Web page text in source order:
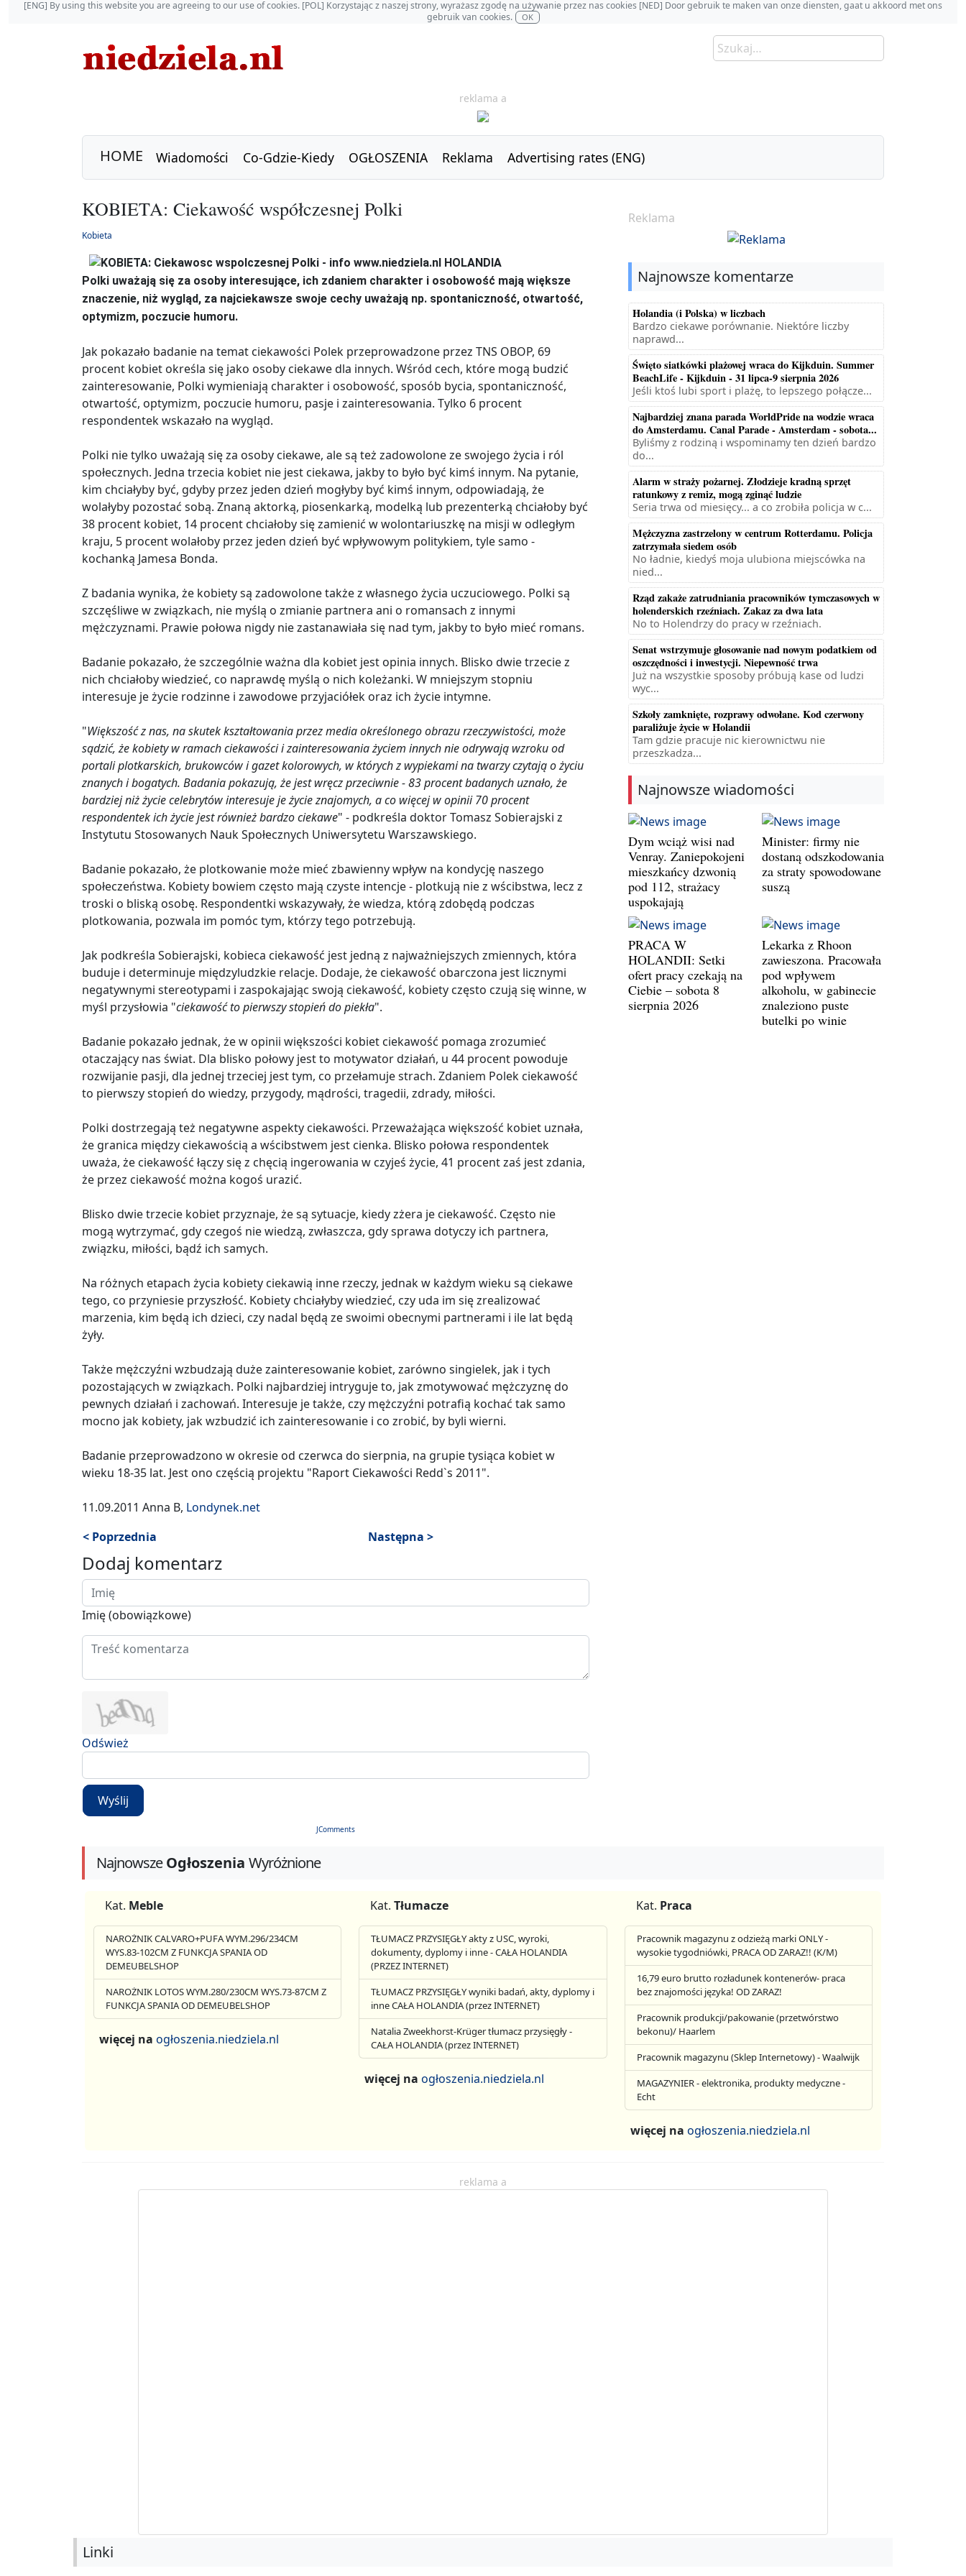
[ENG] By using this website you are agreeing to our use of cookies. [POL] Korzystając z naszej strony, wyrażasz zgodę na używanie przez nas cookies [NED] Door gebruik te maken van onze diensten, gaat u akkoord met ons
gebruik van cookies.
OK
reklama a
HOME Wiadomości Co-Gdzie-Kiedy OGŁOSZENIA Reklama Advertising rates (ENG)
KOBIETA: Ciekawość współczesnej Polki
Kobieta
Polki uważają się za osoby interesujące, ich zdaniem charakter i osobowość mają większe
znaczenie, niż wygląd, za najciekawsze swoje cechy uważają np. spontaniczność, otwartość,
optymizm, poczucie humoru.
Jak pokazało badanie na temat ciekawości Polek przeprowadzone przez TNS OBOP, 69
procent kobiet określa się jako osoby ciekawe dla innych. Wśród cech, które mogą budzić
zainteresowanie, Polki wymieniają charakter i osobowość, sposób bycia, spontaniczność,
otwartość, optymizm, poczucie humoru, pasje i zainteresowania. Tylko 6 procent
respondentek wskazało na wygląd.
Polki nie tylko uważają się za osoby ciekawe, ale są też zadowolone ze swojego życia i ról
społecznych. Jedna trzecia kobiet nie jest ciekawa, jakby to było być kimś innym. Na pytanie,
kim chciałyby być, gdyby przez jeden dzień mogłyby być kimś innym, odpowiadają, że
wolałyby pozostać sobą. Znaną aktorką, piosenkarką, modelką lub prezenterką chciałoby być
38 procent kobiet, 14 procent chciałoby się zamienić w wolontariuszkę na misji w odległym
kraju, 5 procent wolałoby przez jeden dzień być wpływowym politykiem, tyle samo -
kochanką Jamesa Bonda.
Z badania wynika, że kobiety są zadowolone także z własnego życia uczuciowego. Polki są
szczęśliwe w związkach, nie myślą o zmianie partnera ani o romansach z innymi
mężczyznami. Prawie połowa nigdy nie zastanawiała się nad tym, jakby to było mieć romans.
Badanie pokazało, że szczególnie ważna dla kobiet jest opinia innych. Blisko dwie trzecie z
nich chciałoby wiedzieć, co naprawdę myślą o nich koleżanki. W mniejszym stopniu
interesuje je życie rodzinne i zawodowe przyjaciółek oraz ich życie intymne.
"Większość z nas, na skutek kształtowania przez media określonego obrazu rzeczywistości, może
sądzić, że kobiety w ramach ciekawości i zainteresowania życiem innych nie odrywają wzroku od
portali plotkarskich, brukowców i gazet kolorowych, w których z wypiekami na twarzy czytają o życiu
znanych i bogatych. Badania pokazują, że jest wręcz przeciwnie - 83 procent badanych uznało, że
bardziej niż życie celebrytów interesuje je życie znajomych, a co więcej w opinii 70 procent
respondentek ich życie jest również bardzo ciekawe" - podkreśla doktor Tomasz Sobierajski z
Instytutu Stosowanych Nauk Społecznych Uniwersytetu Warszawskiego.
Badanie pokazało, że plotkowanie może mieć zbawienny wpływ na kondycję naszego
społeczeństwa. Kobiety bowiem często mają czyste intencje - plotkują nie z wścibstwa, lecz z
troski o bliską osobę. Respondentki wskazywały, że wiedza, którą zdobędą podczas
plotkowania, pozwala im pomóc tym, którzy tego potrzebują.
Jak podkreśla Sobierajski, kobieca ciekawość jest jedną z najważniejszych zmiennych, która
buduje i determinuje międzyludzkie relacje. Dodaje, że ciekawość obarczona jest licznymi
negatywnymi stereotypami i zaspokajając swoją ciekawość, kobiety często czują się winne, w
myśl przysłowia "ciekawość to pierwszy stopień do piekła".
Badanie pokazało jednak, że w opinii większości kobiet ciekawość pomaga zrozumieć
otaczający nas świat. Dla blisko połowy jest to motywator działań, u 44 procent powoduje
rozwijanie pasji, dla jednej trzeciej jest tym, co przełamuje strach. Zdaniem Polek ciekawość
to pierwszy stopień do wiedzy, przygody, mądrości, tragedii, zdrady, miłości.
Polki dostrzegają też negatywne aspekty ciekawości. Przeważająca większość kobiet uznała,
że granica między ciekawością a wścibstwem jest cienka. Blisko połowa respondentek
uważa, że ciekawość łączy się z chęcią ingerowania w czyjeś życie, 41 procent zaś jest zdania,
że przez ciekawość można kogoś urazić.
Blisko dwie trzecie kobiet przyznaje, że są sytuacje, kiedy zżera je ciekawość. Często nie
mogą wytrzymać, gdy czegoś nie wiedzą, zwłaszcza, gdy sprawa dotyczy ich partnera,
związku, miłości, bądź ich samych.
Na różnych etapach życia kobiety ciekawią inne rzeczy, jednak w każdym wieku są ciekawe
tego, co przyniesie przyszłość. Kobiety chciałyby wiedzieć, czy uda im się zrealizować
marzenia, kim będą ich dzieci, czy nadal będą ze swoimi obecnymi partnerami i ile lat będą
żyły.
Także mężczyźni wzbudzają duże zainteresowanie kobiet, zarówno singielek, jak i tych
pozostających w związkach. Polki najbardziej intryguje to, jak zmotywować mężczyznę do
pewnych działań i zachowań. Interesuje je także, czy mężczyźni potrafią kochać tak samo
mocno jak kobiety, jak wzbudzić ich zainteresowanie i co zrobić, by byli wierni.
Badanie przeprowadzono w okresie od czerwca do sierpnia, na grupie tysiąca kobiet w
wieku 18-35 lat. Jest ono częścią projektu "Raport Ciekawości Redd`s 2011".
11.09.2011 Anna B, Londynek.net
< Poprzednia
Następna >
Dodaj komentarz
Imię (obowiązkowe)
Odśwież
Wyślij
JComments
Reklama
Najnowsze komentarze
Holandia (i Polska) w liczbach
Bardzo ciekawe porównanie. Niektóre liczby
naprawd...
Święto siatkówki plażowej wraca do Kijkduin. Summer
BeachLife - Kijkduin - 31 lipca-9 sierpnia 2026
Jeśli ktoś lubi sport i plażę, to lepszego połącze...
Najbardziej znana parada WorldPride na wodzie wraca
do Amsterdamu. Canal Parade - Amsterdam - sobota...
Byliśmy z rodziną i wspominamy ten dzień bardzo
do...
Alarm w straży pożarnej. Złodzieje kradną sprzęt
ratunkowy z remiz, mogą zginąć ludzie
Seria trwa od miesięcy... a co zrobiła policja w c...
Mężczyzna zastrzelony w centrum Rotterdamu. Policja
zatrzymała siedem osób
No ładnie, kiedyś moja ulubiona miejscówka na
nied...
Rząd zakaże zatrudniania pracowników tymczasowych w
holenderskich rzeźniach. Zakaz za dwa lata
No to Holendrzy do pracy w rzeźniach.
Senat wstrzymuje głosowanie nad nowym podatkiem od
oszczędności i inwestycji. Niepewność trwa
Już na wszystkie sposoby próbują kase od ludzi
wyc...
Szkoły zamknięte, rozprawy odwołane. Kod czerwony
paraliżuje życie w Holandii
Tam gdzie pracuje nic kierownictwu nie
przeszkadza...
Najnowsze wiadomości
Dym wciąż wisi nad
Venray. Zaniepokojeni
mieszkańcy dzwonią
pod 112, strażacy
uspokajają
Minister: firmy nie
dostaną odszkodowania
za straty spowodowane
suszą
PRACA W
HOLANDII: Setki
ofert pracy czekają na
Ciebie – sobota 8
sierpnia 2026
Lekarka z Rhoon
zawieszona. Pracowała
pod wpływem
alkoholu, w gabinecie
znaleziono puste
butelki po winie
NajnowszeOgłoszenia Wyróżnione
Kat. Meble
NAROŻNIK CALVARO+PUFA WYM.296/234CM
WYS.83-102CM Z FUNKCJA SPANIA OD
DEMEUBELSHOP
NAROŻNIK LOTOS WYM.280/230CM WYS.73-87CM Z
FUNKCJA SPANIA OD DEMEUBELSHOP
więcej na ogłoszenia.niedziela.nl
Kat. Tłumacze
TŁUMACZ PRZYSIĘGŁY akty z USC, wyroki,
dokumenty, dyplomy i inne - CAŁA HOLANDIA
(PRZEZ INTERNET)
TŁUMACZ PRZYSIĘGŁY wyniki badań, akty, dyplomy i
inne CAŁA HOLANDIA (przez INTERNET)
Natalia Zweekhorst-Krüger tłumacz przysięgły -
CAŁA HOLANDIA (przez INTERNET)
więcej naogłoszenia.niedziela.nl
Kat. Praca
Pracownik magazynu z odzieżą marki ONLY -
wysokie tygodniówki, PRACA OD ZARAZ!! (K/M)
16,79 euro brutto rozładunek kontenerów- praca
bez znajomości języka! OD ZARAZ!
Pracownik produkcji/pakowanie (przetwórstwo
bekonu)/ Haarlem
Pracownik magazynu (Sklep Internetowy) - Waalwijk
MAGAZYNIER - elektronika, produkty medyczne -
Echt
więcej na ogłoszenia.niedziela.nl
reklama a
Linki